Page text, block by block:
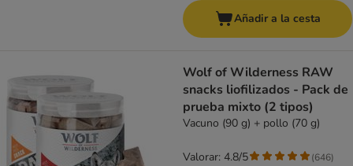
Añadir a la cesta
Wolf of Wilderness RAW
snacks liofilizados - Pack de
prueba mixto (2 tipos)
Vacuno (90 g) + pollo (70 g)
Valorar: 4.8/5 (646)